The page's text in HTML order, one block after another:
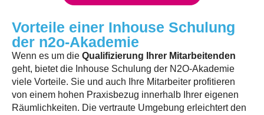
Vorteile einer Inhouse Schulung
der n2o-Akademie
Wenn es um die Qualifizierung Ihrer Mitarbeitenden
geht, bietet die Inhouse Schulung der N2O-Akademie
viele Vorteile. Sie und auch Ihre Mitarbeiter profitieren
von einem hohen Praxisbezug innerhalb Ihrer eigenen
Räumlichkeiten. Die vertraute Umgebung erleichtert den